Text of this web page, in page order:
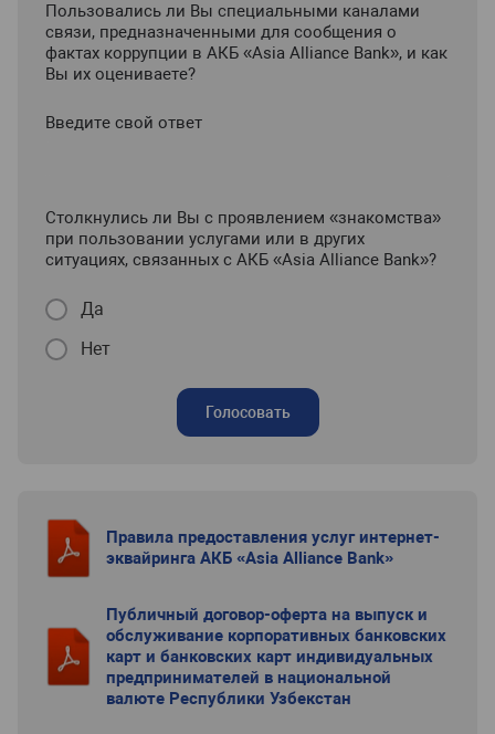
Пользовались ли Вы специальными каналами
связи, предназначенными для сообщения о
фактах коррупции в АКБ «Asia Alliance Bank», и как
Вы их оцениваете?
Введите свой ответ
Столкнулись ли Вы с проявлением «знакомства»
при пользовании услугами или в других
ситуациях, связанных с АКБ «Asia Alliance Bank»?
Да
Нет
Голосовать
Правила предоставления услуг интернет-
эквайринга АКБ «Asia Alliance Bank»
Публичный договор-оферта на выпуск и
обслуживание корпоративных банковских
карт и банковских карт индивидуальных
предпринимателей в национальной
валюте Республики Узбекстан